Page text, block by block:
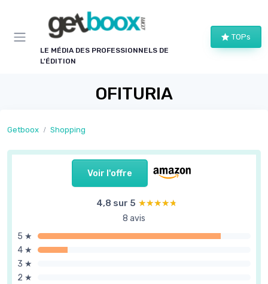
LE MÉDIA DES PROFESSIONNELS DE
L'ÉDITION
TOPs
OFITURIA
Getboox Shopping
Voir l'offre
4,8 sur 5 ★★★★★
★★★★★
8 avis
5 ★
4 ★
3 ★
2 ★